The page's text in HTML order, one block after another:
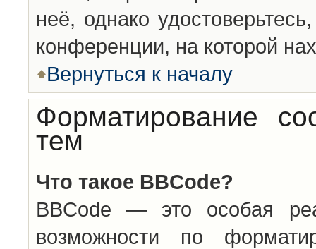
неё, однако
конференции, на которой
Вернуться к началу
Форматирование
тем
Что такое BBCode?
BBCode — это особая
возможности по